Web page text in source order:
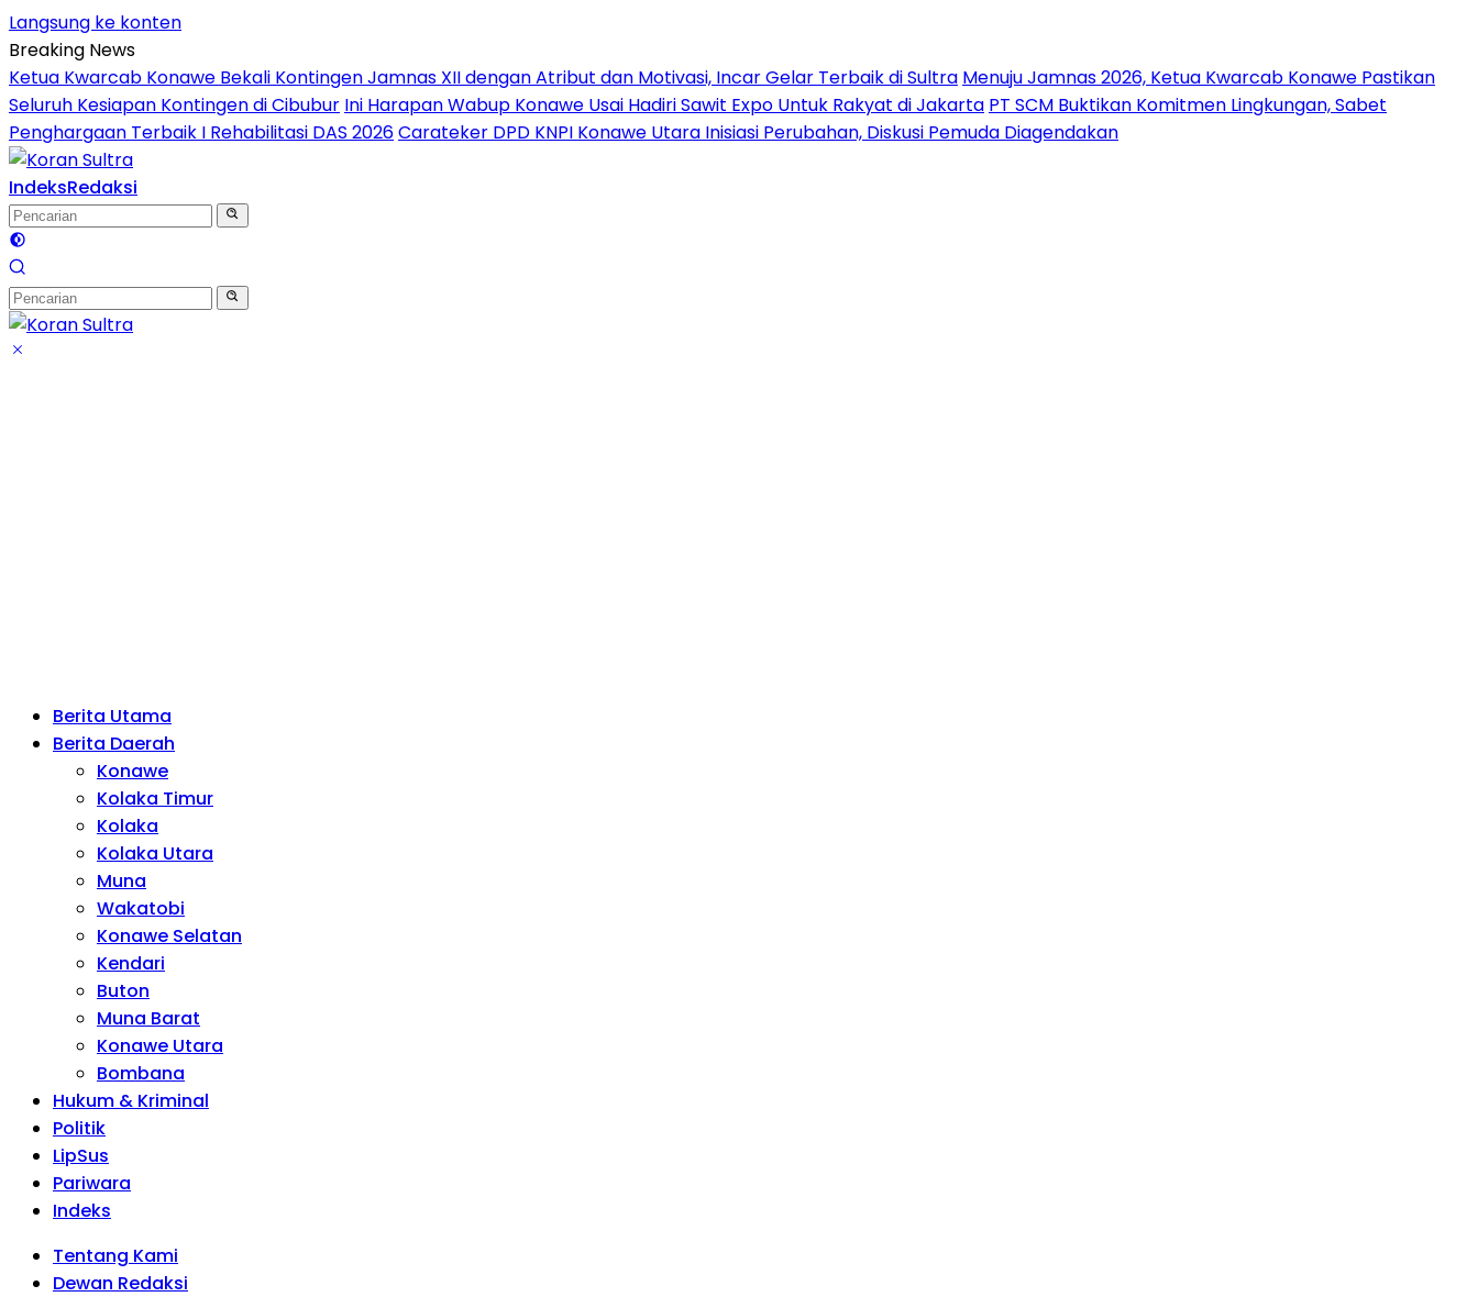
Langsung ke konten
Breaking News
Ketua Kwarcab Konawe Bekali Kontingen Jamnas XII dengan Atribut dan Motivasi, Incar Gelar Terbaik di Sultra Menuju Jamnas 2026, Ketua Kwarcab Konawe Pastikan
Seluruh Kesiapan Kontingen di Cibubur Ini Harapan Wabup Konawe Usai Hadiri Sawit Expo Untuk Rakyat di Jakarta PT SCM Buktikan Komitmen Lingkungan, Sabet
Penghargaan Terbaik I Rehabilitasi DAS 2026Carateker DPD KNPI Konawe Utara Inisiasi Perubahan, Diskusi Pemuda Diagendakan
IndeksRedaksi
Berita Utama
Berita Daerah
Konawe
Kolaka Timur
Kolaka
Kolaka Utara
Muna
Wakatobi
Konawe Selatan
Kendari
Buton
Muna Barat
Konawe Utara
Bombana
Hukum & Kriminal
Politik
LipSus
Pariwara
Indeks
Tentang Kami
Dewan Redaksi